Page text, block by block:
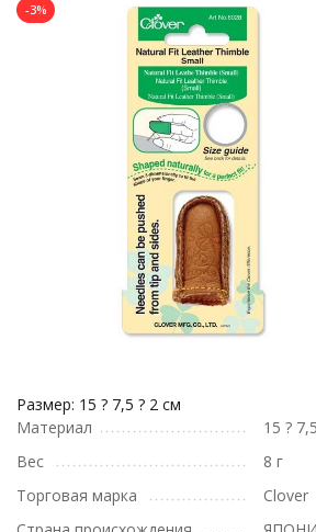
-3%
Размер: 15 ? 7,5 ? 2 см
Материал
15 ?
Вес
8 г
Торговая марка
Clover